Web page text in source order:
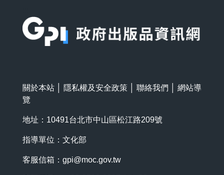
關於本站 隱私權及安全政策 聯絡我們
網站導
覽
地址：10491台北市中山區松江路209號
指導單位：文化部
客服信箱： gpi@moc.gov.tw